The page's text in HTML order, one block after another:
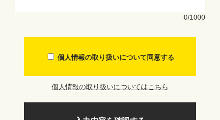
0/1000
個人情報の取り扱いについて同意する
個人情報の取り扱いについてはこちら